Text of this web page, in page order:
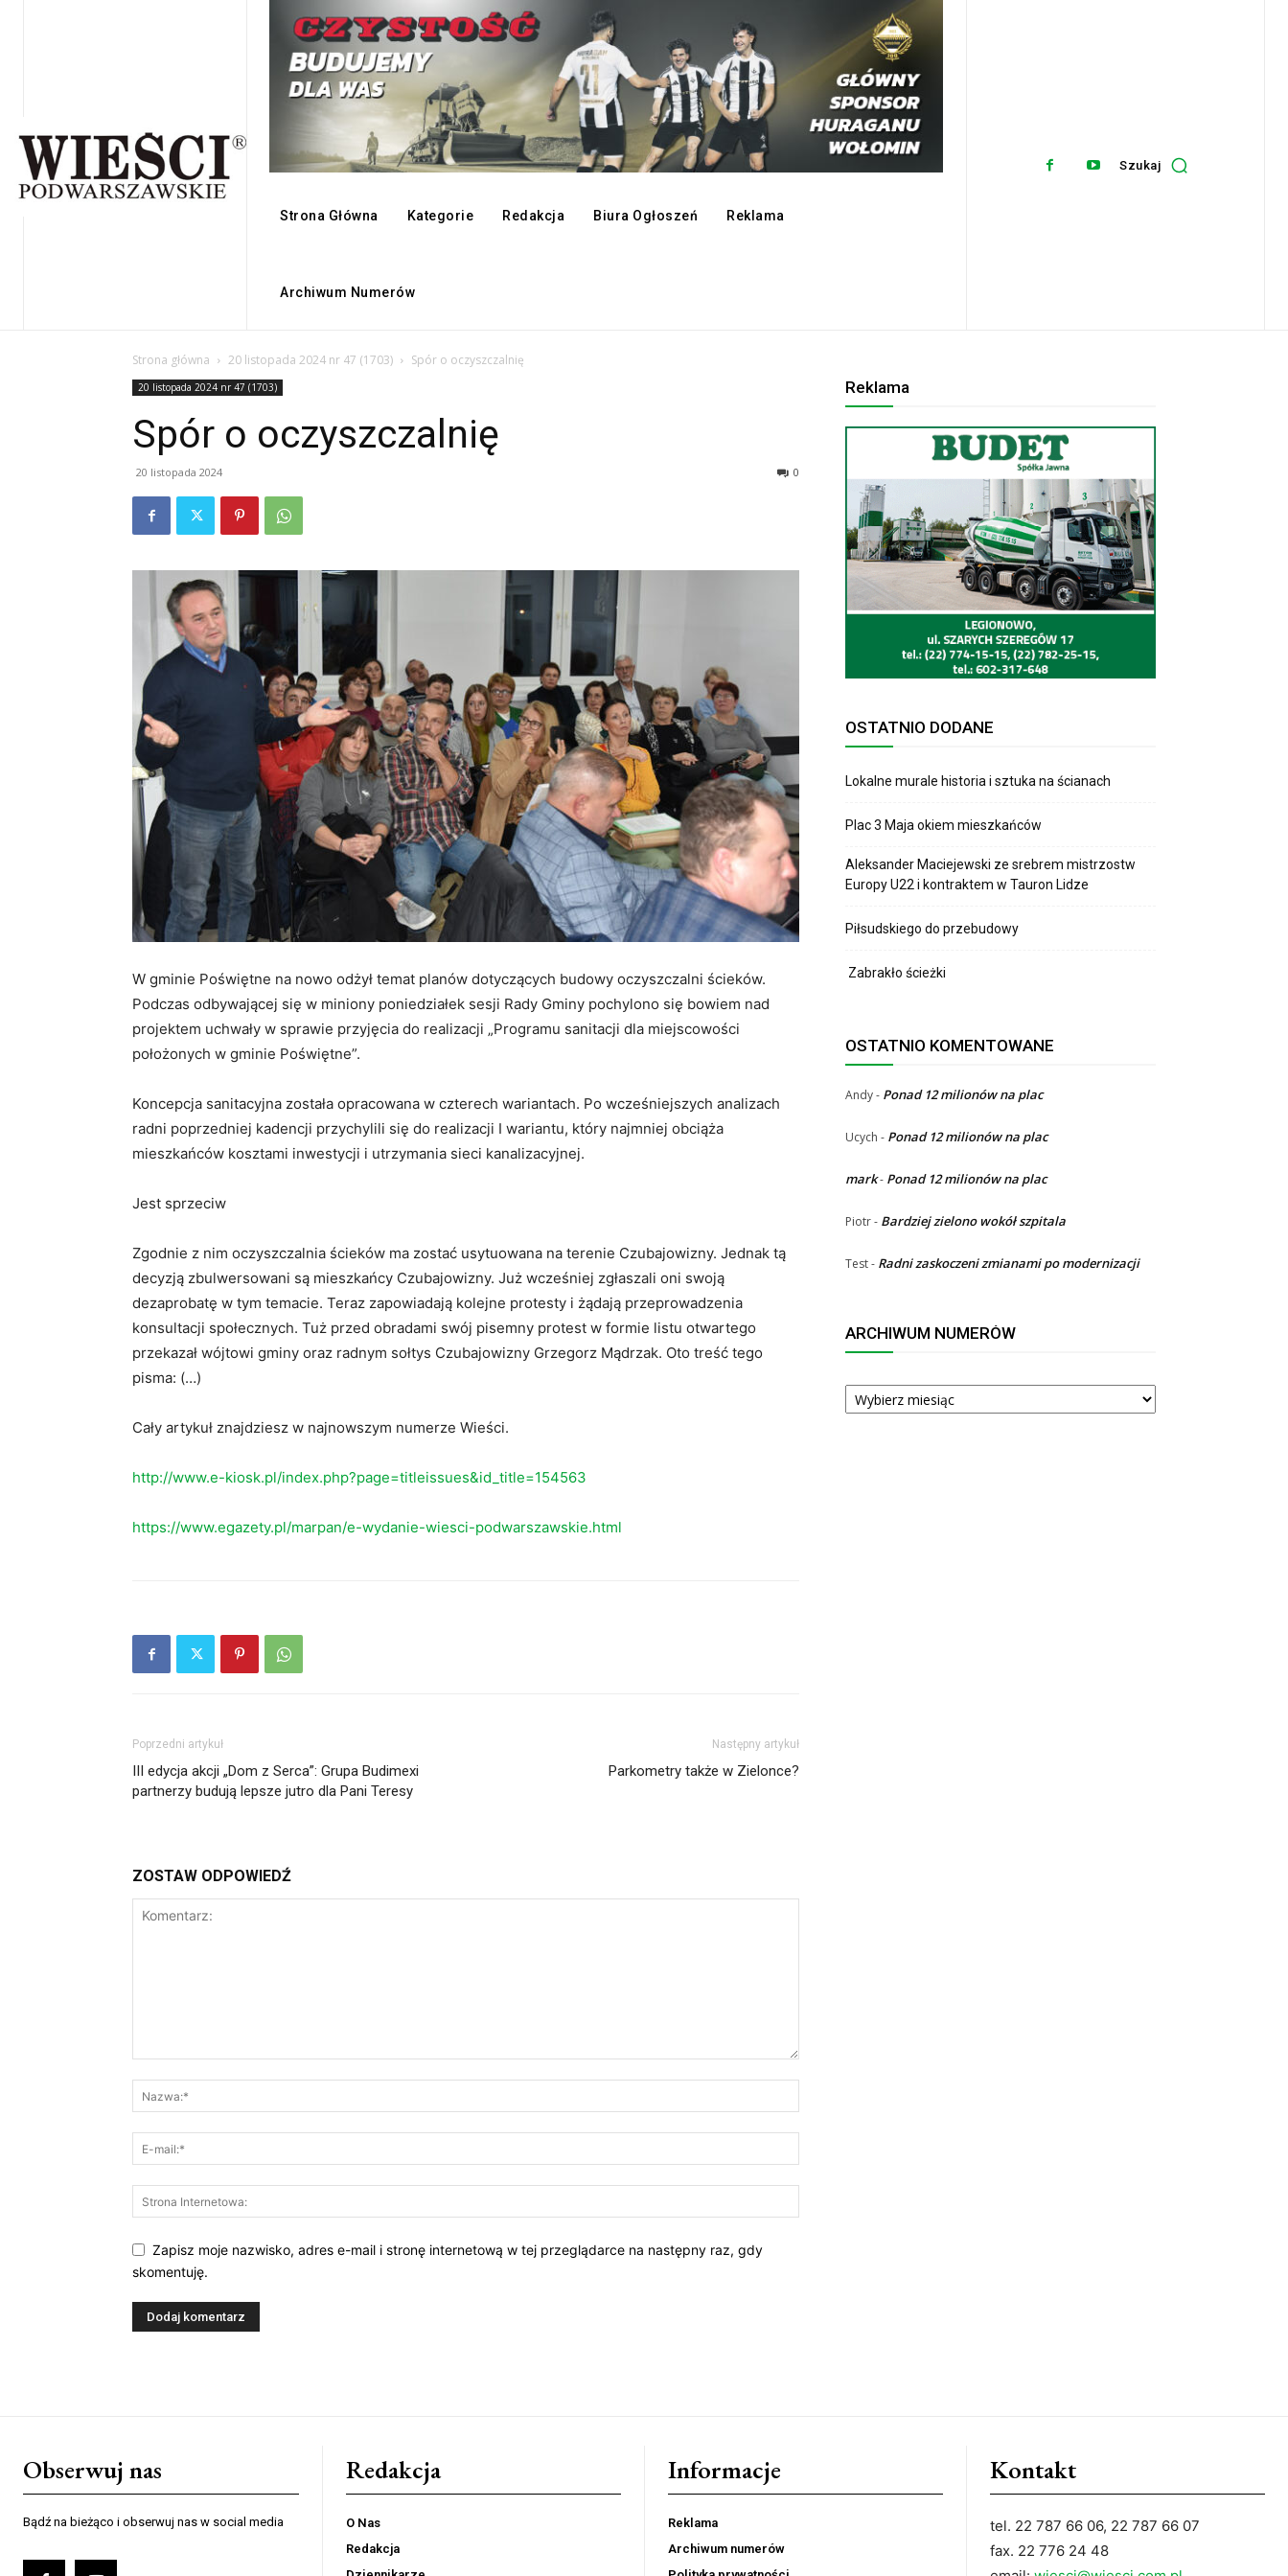
Strona Główna Kategorie Redakcja Biura Ogłoszeń Reklama
Archiwum Numerów
Szukaj
Strona główna 20 listopada 2024 nr 47 (1703) Spór o oczyszczalnię
20 listopada 2024 nr 47 (1703)
Spór o oczyszczalnię
20 listopada 2024 0
W gminie Poświętne na nowo odżył temat planów dotyczących budowy oczyszczalni ścieków.
Podczas odbywającej się w miniony poniedziałek sesji Rady Gminy pochylono się bowiem nad
projektem uchwały w sprawie przyjęcia do realizacji „Programu sanitacji dla miejscowości
położonych w gminie Poświętne”.
Koncepcja sanitacyjna została opracowana w czterech wariantach. Po wcześniejszych analizach
radni poprzedniej kadencji przychylili się do realizacji I wariantu, który najmniej obciąża
mieszkańców kosztami inwestycji i utrzymania sieci kanalizacyjnej.
Jest sprzeciw
Zgodnie z nim oczyszczalnia ścieków ma zostać usytuowana na terenie Czubajowizny. Jednak tą
decyzją zbulwersowani są mieszkańcy Czubajowizny. Już wcześniej zgłaszali oni swoją
dezaprobatę w tym temacie. Teraz zapowiadają kolejne protesty i żądają przeprowadzenia
konsultacji społecznych. Tuż przed obradami swój pisemny protest w formie listu otwartego
przekazał wójtowi gminy oraz radnym sołtys Czubajowizny Grzegorz Mądrzak. Oto treść tego
pisma: (…)
Cały artykuł znajdziesz w najnowszym numerze Wieści.
http://www.e-kiosk.pl/index.php?page=titleissues&id_title=154563
https://www.egazety.pl/marpan/e-wydanie-wiesci-podwarszawskie.html
Poprzedni artykuł
III edycja akcji „Dom z Serca”: Grupa Budimexi
partnerzy budują lepsze jutro dla Pani Teresy
Następny artykuł
Parkometry także w Zielonce?
ZOSTAW ODPOWIEDŹ
Zapisz moje nazwisko, adres e-mail i stronę internetową w tej przeglądarce na następny raz, gdy
skomentuję.
Reklama
OSTATNIO DODANE
Lokalne murale historia i sztuka na ścianach
Plac 3 Maja okiem mieszkańców
Aleksander Maciejewski ze srebrem mistrzostw
Europy U22 i kontraktem w Tauron Lidze
Piłsudskiego do przebudowy
Zabrakło ścieżki
OSTATNIO KOMENTOWANE
Andy- Ponad 12 milionów na plac
Ucych - Ponad 12 milionów na plac
mark- Ponad 12 milionów na plac
Piotr- Bardziej zielono wokół szpitala
Test- Radni zaskoczeni zmianami po modernizacji
ARCHIWUM NUMERÓW
ARCHIWUM
NUMERÓW
Obserwuj nas
Bądź na bieżąco i obserwuj nas w social media
Redakcja
O Nas
Redakcja
Informacje
Reklama
Archiwum numerów
Kontakt
tel. 22 787 66 06, 22 787 66 07
fax. 22 776 24 48